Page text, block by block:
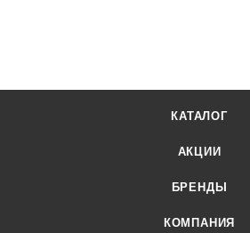
КАТАЛОГ
АКЦИИ
БРЕНДЫ
КОМПАНИЯ